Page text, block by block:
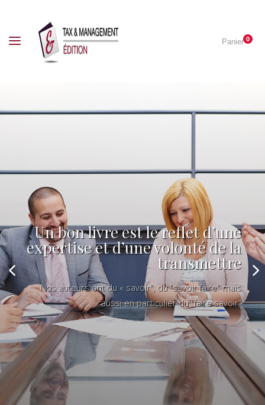
Panier0
Un bon livre est le reflet d’une
expertise et d’une volonté de la
transmettre
Nos auteurs ont du « savoir", du "savoir faire" mais
aussi en particulier du "faire savoir"